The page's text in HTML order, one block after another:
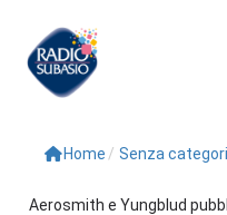
Home / Senza
Aerosmith e Yungblud